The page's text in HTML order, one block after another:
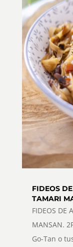
FIDEOS
TAMARI
FIDEOS DE
MANSAN.
Go-Tan o